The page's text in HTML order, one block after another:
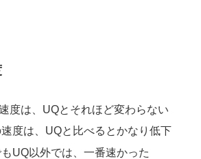
度は、UQとそれほど変わらない
度は、UQと比べるとかなり低下
UQ以外では、一番速かった